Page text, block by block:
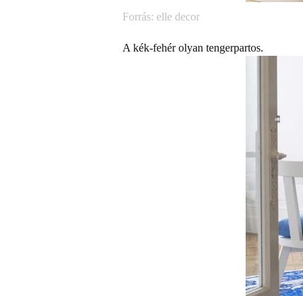
Forrás: elle decor
A kék-fehér olyan tengerpartos.